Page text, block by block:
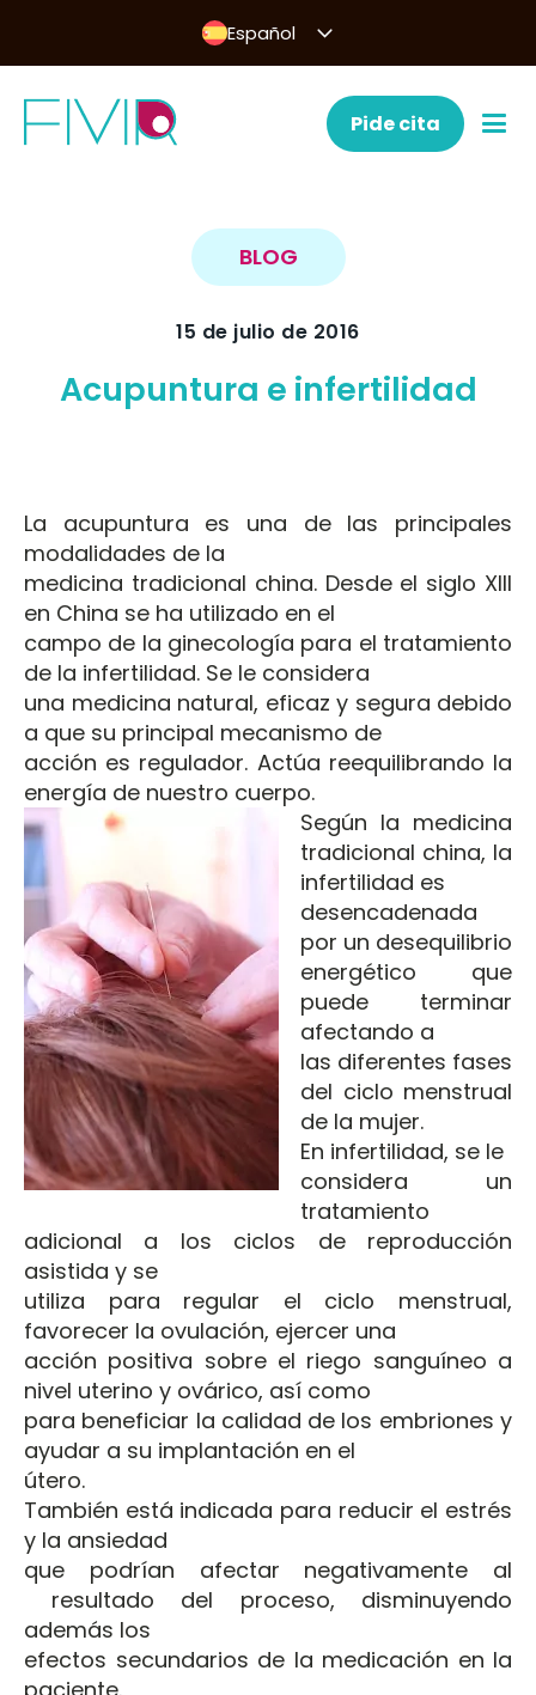
Español
Pide cita
BLOG
15 de julio de 2016
Acupuntura e infertilidad
La acupuntura es una de las principales
modalidades de la
medicina tradicional china. Desde el siglo XIII
en China se ha utilizado en el
campo de la ginecología para el tratamiento
de la infertilidad. Se le considera
una medicina natural, eficaz y segura debido
a que su principal mecanismo de
acción es regulador. Actúa reequilibrando la
energía de nuestro cuerpo.
Según la medicina
tradicional china, la
infertilidad es
desencadenada
por un desequilibrio
energético que
puede terminar
afectando a
las diferentes fases
del ciclo menstrual
de la mujer.
En infertilidad, se le
considera un
tratamiento
adicional a los ciclos de reproducción
asistida y se
utiliza para regular el ciclo menstrual,
favorecer la ovulación, ejercer una
acción positiva sobre el riego sanguíneo a
nivel uterino y ovárico, así como
para beneficiar la calidad de los embriones y
ayudar a su implantación en el
útero.
También está indicada para reducir el estrés
y la ansiedad
que podrían afectar negativamente al
resultado del proceso, disminuyendo
además los
efectos secundarios de la medicación en la